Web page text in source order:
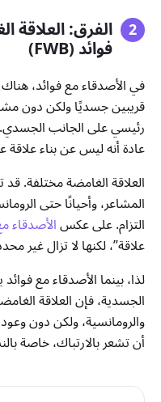
الفرق: العلاقة
فوائد (FWB)
في الأصدقاء مع فوائد،
قريبين جسديًا ولكن دون
رئيسي على الجانب
عادة أنه ليس عن بناء علاقة
العلاقة الغامضة مختلفة.
المشاعر، وأحيانًا حتى
التزام. على عكسالأصدقاء
علاقة”، لكنها لا تزال غير
لذا، بينما الأصدقاء مع
الجسدية، فإن العلاقة
والرومانسية، ولكن دون
أن تشعر بالارتباك، خاصة